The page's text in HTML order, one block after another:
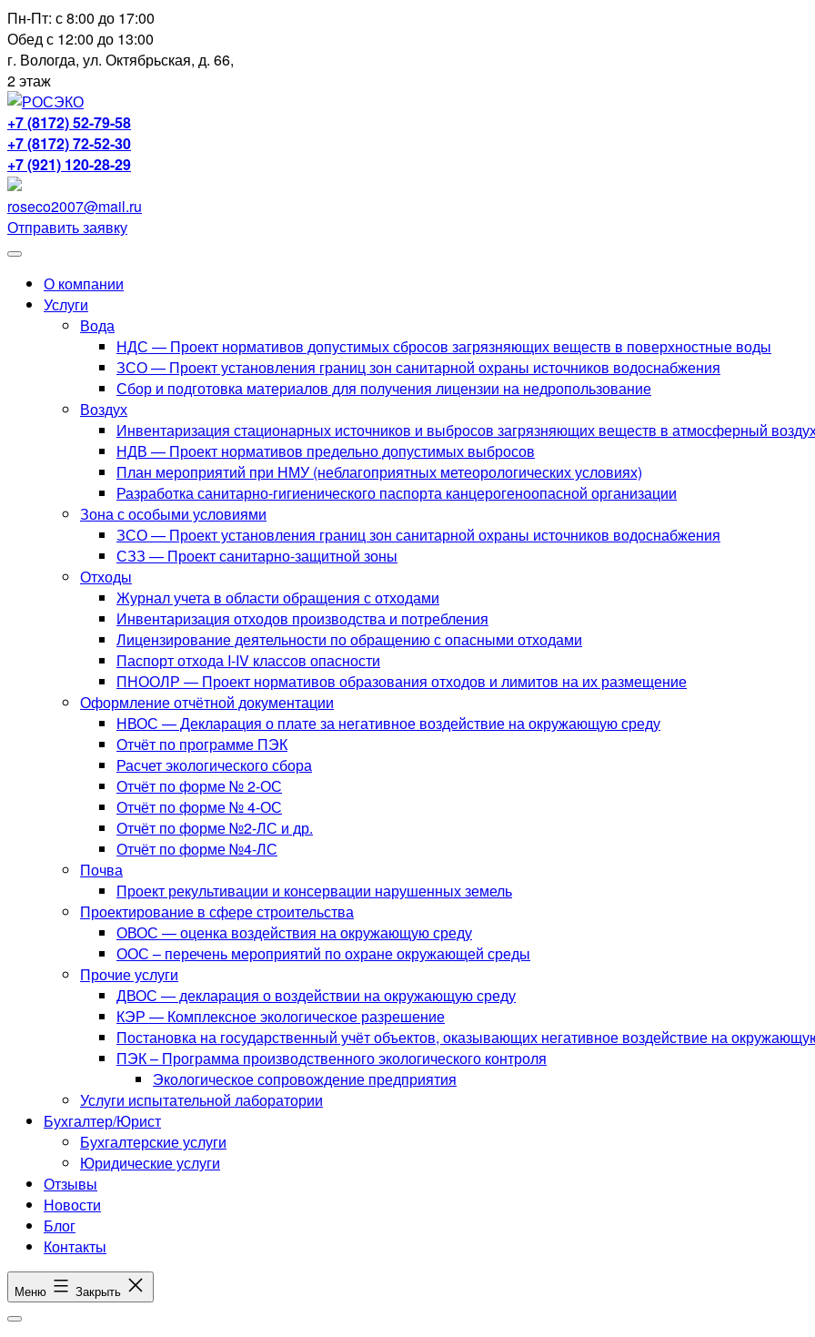
Перейти
к
содержимому
Пн-Пт: с 8:00 до 17:00
Обед с 12:00 до 13:00
г. Вологда, ул. Октябрьская, д. 66,
2 этаж
+7 (8172) 52-79-58
+7 (8172) 72-52-30
+7 (921) 120-28-29
roseco2007@mail.ru
Отправить заявку
О компании
Услуги
Вода
НДС — Проект нормативов допустимых сбросов загрязняющих веществ в поверхностные воды
ЗСО — Проект установления границ зон санитарной охраны источников водоснабжения
Сбор и подготовка материалов для получения лицензии на недропользование
Воздух
Инвентаризация стационарных источников и выбросов загрязняющих веществ в атмосферный
НДВ — Проект нормативов предельно допустимых выбросов
План мероприятий при НМУ (неблагоприятных метеорологических условиях)
Разработка санитарно-гигиенического паспорта канцерогеноопасной организации
Зона с особыми условиями
ЗСО — Проект установления границ зон санитарной охраны источников водоснабжения
СЗЗ — Проект санитарно-защитной зоны
Отходы
Журнал учета в области обращения с отходами
Инвентаризация отходов производства и потребления
Лицензирование деятельности по обращению с опасными отходами
Паспорт отхода I-IV классов опасности
ПНООЛР — Проект нормативов образования отходов и лимитов на их размещение
Оформление отчётной документации
НВОС — Декларация о плате за негативное воздействие на окружающую среду
Отчёт по программе ПЭК
Расчет экологического сбора
Отчёт по форме № 2-ОС
Отчёт по форме № 4-ОС
Отчёт по форме №2-ЛС и др.
Отчёт по форме №4-ЛС
Почва
Проект рекультивации и консервации нарушенных земель
Проектирование в сфере строительства
ОВОС — оценка воздействия на окружающую среду
ООС – перечень мероприятий по охране окружающей среды
Прочие услуги
ДВОС — декларация о воздействии на окружающую среду
КЭР — Комплексное экологическое разрешение
Постановка на государственный учёт объектов, оказывающих негативное воздействие на
ПЭК – Программа производственного экологического контроля
Экологическое сопровождение предприятия
Услуги испытательной лаборатории
Бухгалтер/Юрист
Бухгалтерские услуги
Юридические услуги
Отзывы
Новости
Блог
Контакты
Меню Закрыть